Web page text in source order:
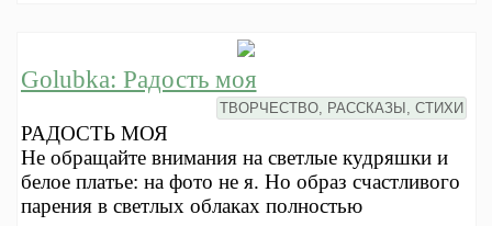
Golubka: Радость моя
ТВОРЧЕСТВО, РАССКАЗЫ, СТИХИ
РАДОСТЬ МОЯ
Не обращайте внимания на светлые кудряшки и
белое платье: на фото не я. Но образ счастливого
парения в светлых облаках полностью